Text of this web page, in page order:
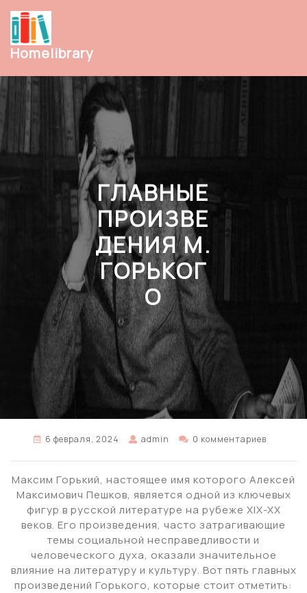
содержимому
Homelibrary
ГЛАВНЫЕ
ПРОИЗВЕ
ДЕНИЯ М.
ГОРЬКОГ
О
6 февраля, 2024 admin 0 комментариев
Максим Горький, настоящее имя которого Алексей
Максимович Пешков, является одной из ключевых
фигур в русской литературе на рубеже XIX-XX
веков. Его произведения, часто затрагивающие
темы социальной несправедливости и
человеческого духа, оказали значительное
влияние на литературу и культуру. Вот пять главных
произведений Горького, которые стоит отметить: